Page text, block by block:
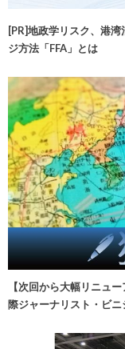
[PR]地政学リスク、港
ジ方法「FFA」とは
【次回から大幅リニュ
際ジャーナリスト・ビニ